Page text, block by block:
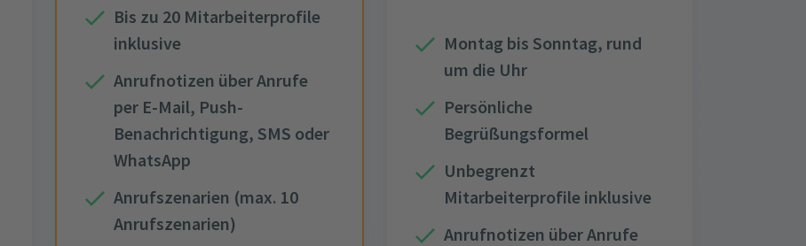
Bis zu 20 Mitarbeiterprofile
inklusive
Anrufnotizen über Anrufe
per E-Mail, Push-
Benachrichtigung, SMS oder
WhatsApp
Anrufszenarien (max. 10
Anrufszenarien)
Montag bis Sonntag, rund
um die Uhr
Persönliche
Begrüßungsformel
Unbegrenzt
Mitarbeiterprofile inklusive
Anrufnotizen über Anrufe